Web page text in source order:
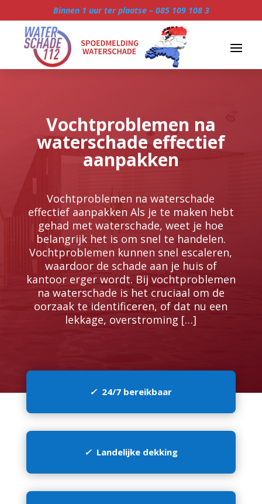
Binnen 1 uur ter plaatse – 085 109 108 3
Vochtproblemen na
waterschade effectief
aanpakken
Vochtproblemen na waterschade
effectief aanpakken Als je te maken hebt
gehad met waterschade, weet je hoe
belangrijk het is om snel te handelen.​
Vochtproblemen kunnen snel escaleren,
waardoor de schade aan je huis of
kantoor erger wordt.​ Bij vochtproblemen
na waterschade is het cruciaal om de
oorzaak te identificeren, of dat nu een
lekkage, overstroming […]
✓ 24/7 bereikbaar
✓ Landelijke dekking